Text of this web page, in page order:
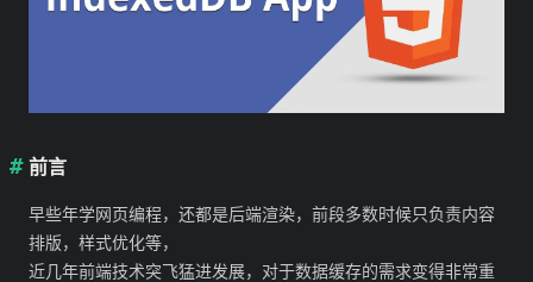
前言
早些年学网页编程，还都是后端渲染，前段多数时候只负责内容
排版，样式优化等，
近几年前端技术突飞猛进发展，对于数据缓存的需求变得非常重